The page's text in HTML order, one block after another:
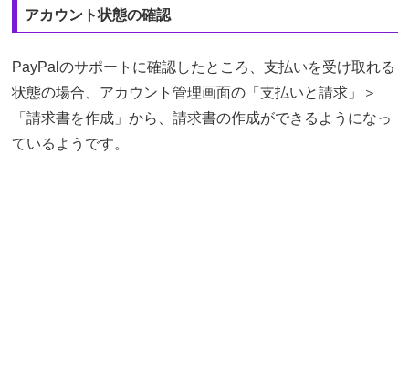
アカウント状態の確認
PayPalのサポートに確認したところ、支払いを受け取れる
状態の場合、アカウント管理画面の「支払いと請求」＞
「請求書を作成」から、請求書の作成ができるようになっ
ているようです。